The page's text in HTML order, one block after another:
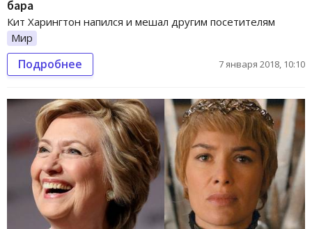
бара
Кит Харингтон напился и мешал другим посетителям
Мир
Подробнее 7 января 2018, 10:10